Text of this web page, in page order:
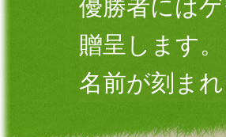
優勝者には
贈呈します
名前が刻まれ